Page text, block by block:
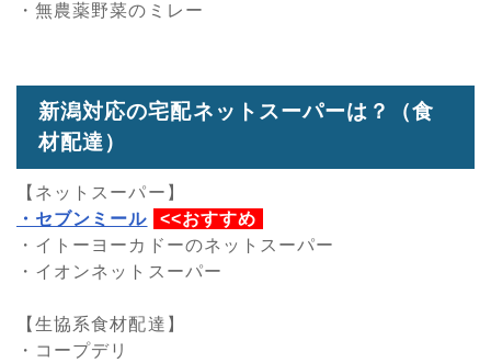
・無農薬野菜のミレー
新潟対応の宅配ネットスーパーは？（食
材配達）
【ネットスーパー】
・セブンミール
<<おすすめ
・イトーヨーカドーのネットスーパー
・イオンネットスーパー
【生協系食材配達】
・コープデリ